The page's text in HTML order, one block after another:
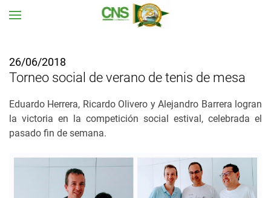
26/06/2018
Torneo social de verano de tenis de mesa
Eduardo Herrera, Ricardo Olivero y Alejandro Barrera logran
la victoria en la competición social estival, celebrada el
pasado fin de semana.